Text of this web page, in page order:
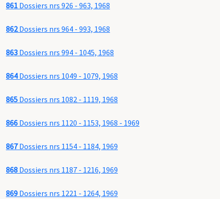
861 Dossiers nrs 926 - 963, 1968
862Dossiers nrs 964 - 993, 1968
863 Dossiers nrs 994 - 1045, 1968
864Dossiers nrs 1049 - 1079, 1968
865 Dossiers nrs 1082 - 1119, 1968
866 Dossiers nrs 1120 - 1153, 1968 - 1969
867Dossiers nrs 1154 - 1184, 1969
868 Dossiers nrs 1187 - 1216, 1969
869 Dossiers nrs 1221 - 1264, 1969